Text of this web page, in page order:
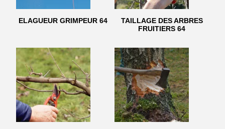
ELAGUEUR GRIMPEUR 64
TAILLAGE DES ARBRES
FRUITIERS 64